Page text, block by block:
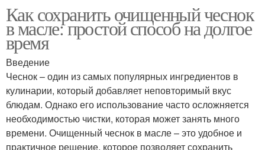
Как сохранить очищенный чеснок
в масле: простой способ на долгое
время
Введение
Чеснок – один из самых популярных ингредиентов в
кулинарии, который добавляет неповторимый вкус
блюдам. Однако его использование часто осложняется
необходимостью чистки, которая может занять много
времени. Очищенный чеснок в масле – это удобное и
практичное решение, которое позволяет сохранить